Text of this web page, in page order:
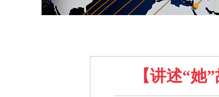
【讲述“